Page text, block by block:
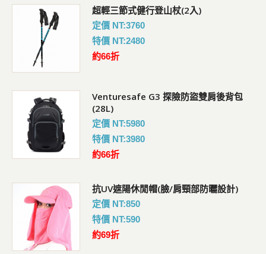
超輕三節式健行登山杖(2入)
定價 NT:3760
特價 NT:2480
約66折
Venturesafe G3 探險防盜雙肩後背包
(28L)
定價 NT:5980
特價 NT:3980
約66折
抗UV遮陽休閒帽(臉/肩頸部防曬設計)
定價 NT:850
特價 NT:590
約69折